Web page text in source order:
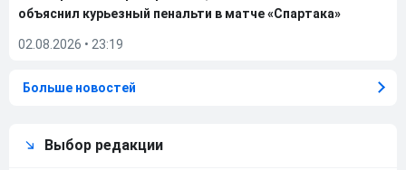
объяснил курьезный пенальти в матче «Спартака»
02.08.2026 • 23:19
Больше новостей
Выбор редакции